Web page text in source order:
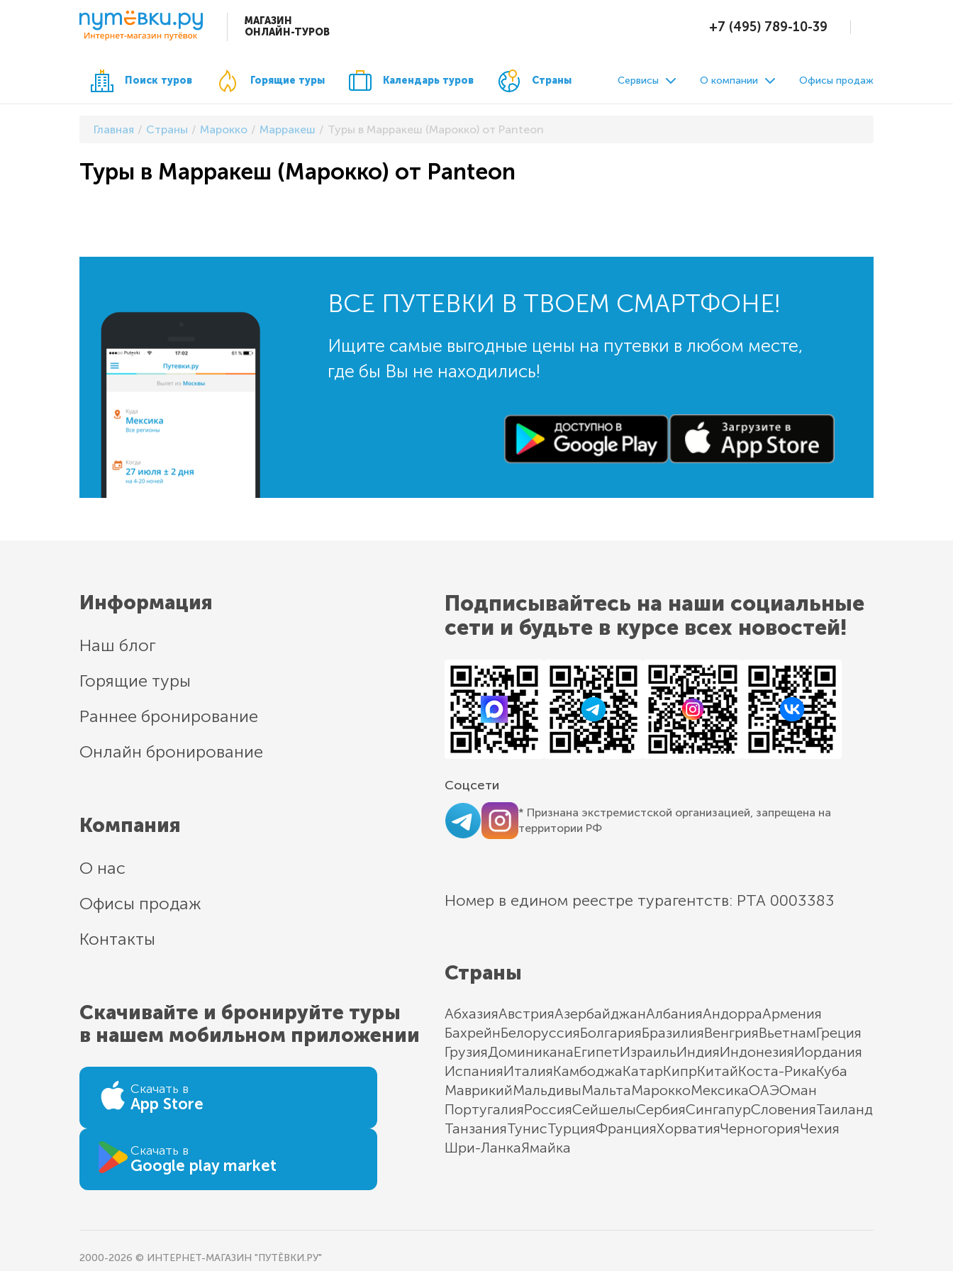
МАГАЗИН
ОНЛАЙН-ТУРОВ
+7 (495) 789-10-39
Поиск туров Горящие туры Календарь туров Страны Сервисы О компании Офисы продаж
Главная Страны Марокко Марракеш Туры в Марракеш (Марокко) от Panteon
Туры в Марракеш (Марокко) от Panteon
ВСЕ ПУТЕВКИ В ТВОЕМ СМАРТФОНЕ!
Ищите самые выгодные цены на путевки в любом месте,
где бы Вы не находились!
Информация
Наш блог
Горящие туры
Раннее бронирование
Онлайн бронирование
Компания
О нас
Офисы продаж
Контакты
Скачивайте и бронируйте туры
в нашем мобильном приложении
Скачать в
App Store
Скачать в
Google play market
Подписывайтесь на наши социальные
сети и будьте в курсе всех новостей!
Соцсети
* Признана экстремистской организацией, запрещена на
территории РФ
Номер в едином реестре турагентств: РТА 0003383
Страны
АбхазияАвстрияАзербайджанАлбанияАндорраАрмения
БахрейнБелоруссияБолгарияБразилияВенгрияВьетнамГреция
ГрузияДоминиканаЕгипетИзраильИндияИндонезияИордания
ИспанияИталияКамбоджаКатарКипрКитайКоста-РикаКуба
МаврикийМальдивыМальтаМароккоМексикаОАЭОман
ПортугалияРоссияСейшелыСербияСингапурСловенияТаиланд
ТанзанияТунисТурцияФранцияХорватияЧерногорияЧехия
Шри-ЛанкаЯмайка
2000-2026 © ИНТЕРНЕТ-МАГАЗИН "ПУТЁВКИ.РУ"